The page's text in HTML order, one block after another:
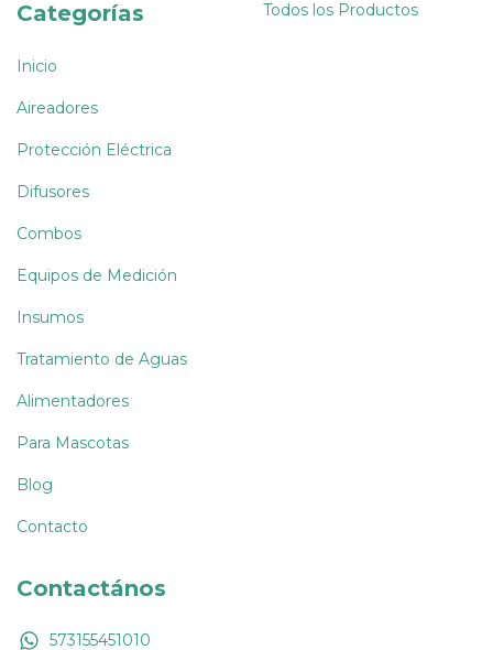
Categorías
Inicio
Aireadores
Protección Eléctrica
Difusores
Combos
Equipos de Medición
Insumos
Tratamiento de Aguas
Alimentadores
Para Mascotas
Blog
Contacto
Todos los Productos
Contactános
573155451010